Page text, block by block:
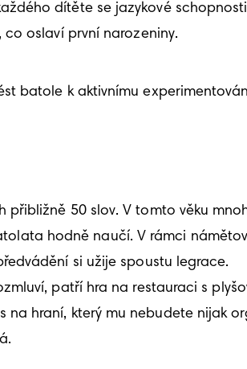
dítěte se jazykové
oslaví první narozeniny.
batole k aktivnímu
přibližně 50 slov. V tomto věku
hodně naučí. V rámci
si užije spoustu legrace.
patří hra na restauraci s
na hraní, který mu nebudete nijak